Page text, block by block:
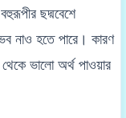
ছদ্মবেশে
নাও হতে পারে। কারণ
ভালো অর্থ পাওয়ার